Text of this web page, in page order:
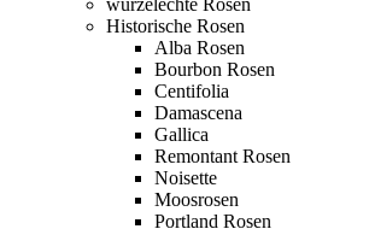
wurzelechte Rosen
Historische Rosen
Alba Rosen
Bourbon Rosen
Centifolia
Damascena
Gallica
Remontant Rosen
Noisette
Moosrosen
Portland Rosen